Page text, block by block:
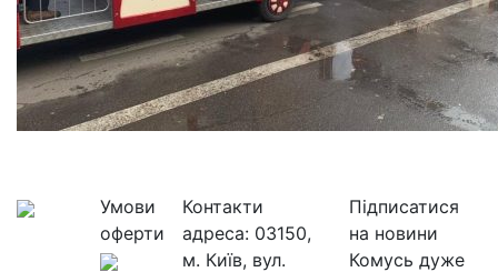
Умови
оферти
Контакти
адреса: 03150,
м. Київ, вул.
Підписатися
на новини
Комусь дуже